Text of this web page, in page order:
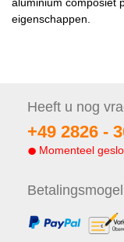
aluminium composiet
eigenschappen.
Heeft u nog
+49 2826 -
Momenteel
Betalings